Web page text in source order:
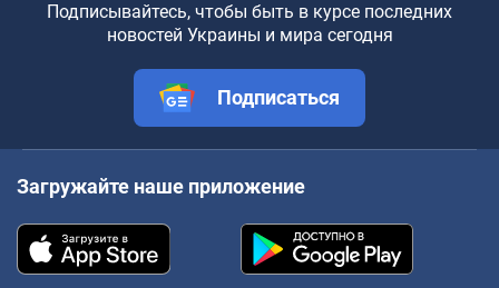
Подписывайтесь, чтобы быть в курсе последних
новостей Украины и мира сегодня
Подписаться
Загружайте наше приложение